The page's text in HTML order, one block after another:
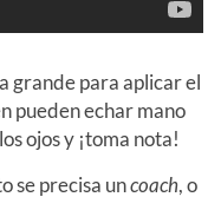
grande para aplicar el
pueden echar mano
ojos y ¡toma nota!
se precisa uncoach, o